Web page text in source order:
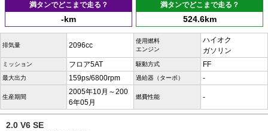
満タンでどこまで走る？
-km
満タンでどこまで走る？
524.6km
排気量 2096cc
使用燃料
エンジン
ハイオク
ガソリン
ミッション フロア5AT 駆動方式 FF
最大出力 159ps/6800rpm 過給器（ターボ） -
生産期間
2005年10月～200
6年05月
燃費性能 -
2.0 V6 SE